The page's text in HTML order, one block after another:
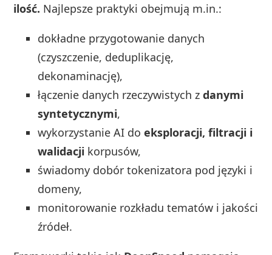
ilość. Najlepsze praktyki obejmują m.in.:
dokładne przygotowanie danych
(czyszczenie, deduplikację,
dekonaminację),
łączenie danych rzeczywistych zdanymi
syntetycznymi,
wykorzystanie AI doeksploracji, filtracji i
walidacji korpusów,
świadomy dobór tokenizatora pod języki i
domeny,
monitorowanie rozkładu tematów i jakości
źródeł.